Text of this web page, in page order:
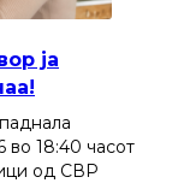
ја
во 18:40 часот
од СВР